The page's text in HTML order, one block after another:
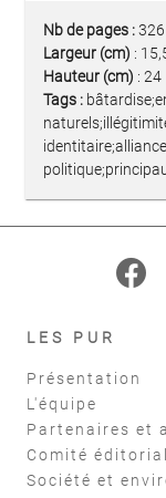
Nb de pages :326
Largeur (cm) :
Hauteur (cm) : 24
Tags :
LES PUR
Présentation
L'équipe
Partenaires et
Comité éditorial
Société et